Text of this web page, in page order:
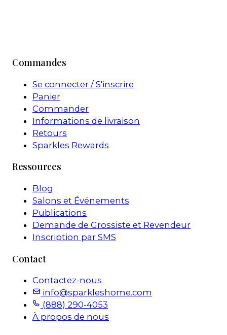
Commandes
Se connecter / S'inscrire
Panier
Commander
Informations de livraison
Retours
Sparkles Rewards
Ressources
Blog
Salons et Événements
Publications
Demande de Grossiste et Revendeur
Inscription par SMS
Contact
Contactez-nous
info@sparkleshome.com
(888) 290-4053
À propos de nous